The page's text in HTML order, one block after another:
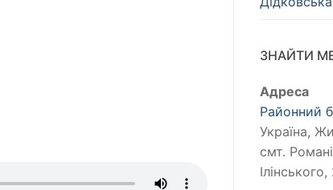
ЗНАЙТИ
Адреса
Районний
Україна,
смт.
Ілінського,